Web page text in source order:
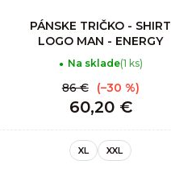
PÁNSKE TRIČKO - SHIRT
LOGO MAN - ENERGY
Na sklade(1 ks)
60,20 €
86 € (–30 %)
XL XXL